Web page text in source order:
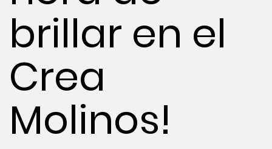
brillar en el
Crea
Molinos!